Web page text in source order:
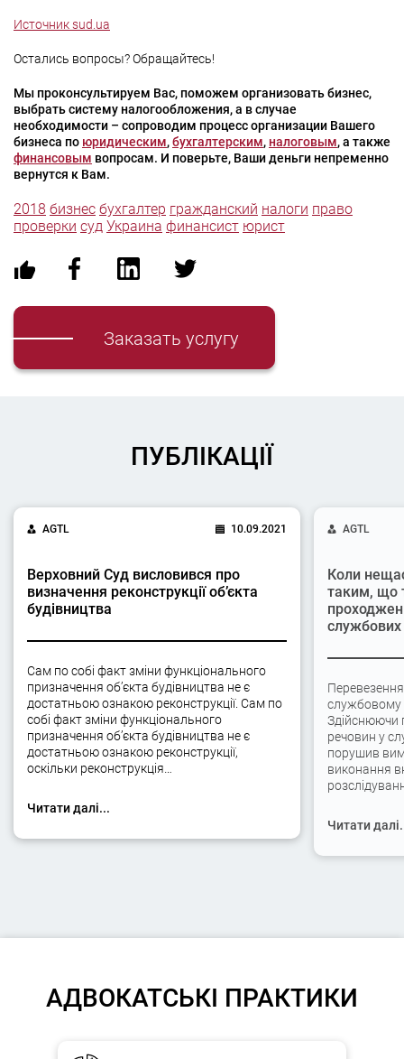
Источник sud.ua
Остались вопросы? Обращайтесь!
Мы проконсультируем Вас, поможем организовать бизнес,
выбрать систему налогообложения, а в случае
необходимости – сопроводим процесс организации Вашего
бизнеса по юридическим,бухгалтерским, налоговым, а также
финансовым вопросам. И поверьте, Ваши деньги непременно
вернутся к Вам.
2018 бизнес бухгалтер гражданский налоги право
проверки суд Украина финансист юрист
Заказать услугу
ПУБЛІКАЦІЇ
AGTL 10.09.2021
Верховний Суд висловився про
визначення реконструкції об’єкта
будівництва
Сам по собі факт зміни функціонального
призначення об’єкта будівництва не є
достатньою ознакою реконструкції. Сам по
собі факт зміни функціонального
призначення об’єкта будівництва не є
достатньою ознакою реконструкції,
оскільки реконструкція…
Читати далі...
AGTL
Коли
таким, що
службових
службовому
Здійснюючи
речовин у
порушив
виконання
Читати
АДВОКАТСЬКІ ПРАКТИКИ